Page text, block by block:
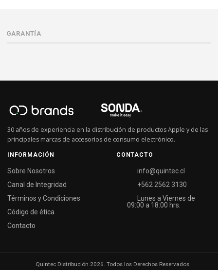
GARANTÍA
30 años de experiencia en la distribución de productos Apple y de las
principales marcas de accesorios de consumo electrónico.
INFORMACIÓN
Sobre Nosotros
Canal de Integridad
Términos y Condiciones
Código de ética
Contacto
CONTACTO
info@quintec.cl
+562 2562 3130
Lunes a Viernes de
09:00 a 18:00 hrs.
Quintec Distribución 2026. Todos los Derechos Reservados.